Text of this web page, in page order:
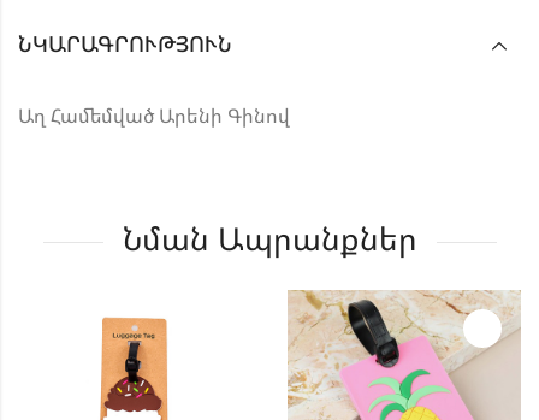
ՆԿԱՐԱԳՐՈՒԹՅՈՒՆ
Աղ Համեմված Արենի Գինով
Նման Ապրանքներ